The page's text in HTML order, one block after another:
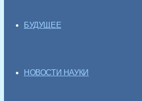
БУДУЩЕЕ
НОВОСТИ НАУКИ